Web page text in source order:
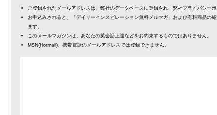
ご登録されたメールアドレスは、弊社のデータベースに登録され、弊社プライバシー
お申込みされると、「デイリーインスピレーション無料メルマガ」および有料商品の
ます。
このメールマガジンは、あなたの英会話上達などをお約束するものではありません。
MSN(Hotmail)、携帯電話のメールアドレスでは登録できません。